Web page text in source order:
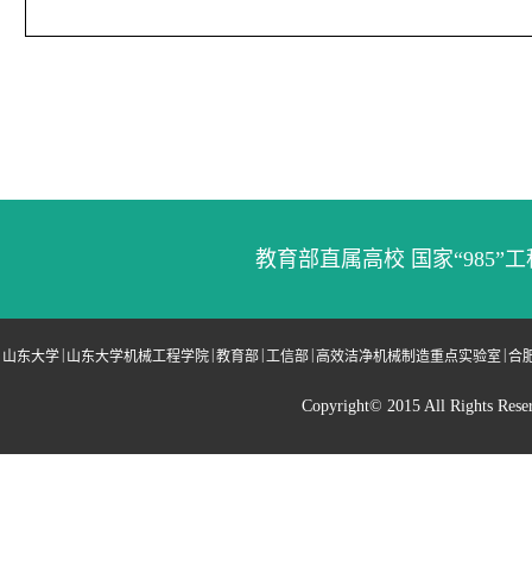
教育部直属高校 国家“985”
山东大学 | 山东大学机械工程学院 |教育部 | 工信部 |高效洁净机械制造重点实验室 |合
Copyright© 2015 All Rights